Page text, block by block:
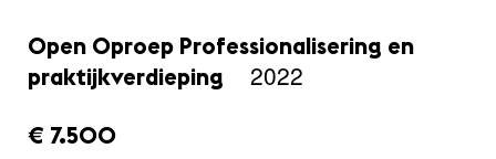
Open Oproep Professionalisering en
praktijkverdieping
2022
amount_issued:
€ 7.500